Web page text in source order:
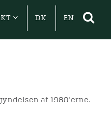
DK EN
af 1980’erne.